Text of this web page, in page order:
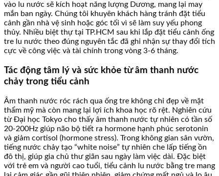
vào lu nước sẽ kích hoạt năng lượng Dương, mang lại may
mắn ban ngày. Chúng tôi khuyên khách hàng tránh đặt tiểu
cảnh gần nhà vệ sinh hoặc góc tối vì sẽ làm suy yếu phong
thủy. Nhiều biệt thự tại TP.HCM sau khi lắp đặt tiểu cảnh ống
tre lu nước theo đúng nguyên tắc đã ghi nhận sự thay đổi tích
cực về công việc và tài chính trong vòng 3-6 tháng.
Tác động tâm lý và sức khỏe từ âm thanh nước
chảy trong tiểu cảnh
Âm thanh nước róc rách qua ống tre không chỉ đẹp về mặt
thẩm mỹ mà còn mang lại lợi ích khoa học rõ rệt. Nghiên cứu
từ Đại học Tokyo cho thấy âm thanh nước tự nhiên có tần số
20-200Hz giúp não bộ tiết ra hormone hạnh phúc serotonin
và giảm cortisol (hormone stress). Trong không gian sân vườn,
tiếng nước chảy tạo “white noise” tự nhiên che lấp tiếng ồn
đô thị, giúp gia chủ thư giãn sau ngày làm việc dài. Đặc biệt
với trẻ em và người cao tuổi, tiểu cảnh lu nước bằng tre mang